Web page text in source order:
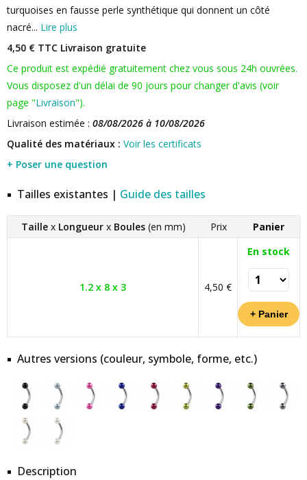
turquoises en fausse perle synthétique qui donnent un côté
nacré... Lire plus
4,50 € TTC Livraison gratuite
Ce produit est expédié gratuitement chez vous sous 24h ouvrées.
Vous disposez d'un délai de 90 jours pour changer d'avis (voir
page "Livraison").
Livraison estimée : 08/08/2026 à 10/08/2026
Qualité des matériaux : Voir les certificats
+ Poser une question
Tailles existantes | Guide des tailles
Taille x Longueur x Boules (en mm) Prix Panier
1.2 x 8 x 3 4,50 €
En stock
Autres versions (couleur, symbole, forme, etc.)
Description